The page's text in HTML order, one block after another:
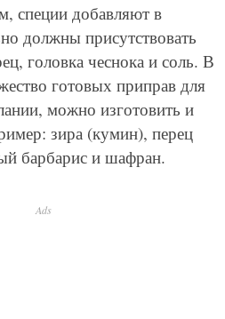
специи добавляют в
должны присутствовать
головка чеснока и соль. В
готовых приправ для
можно изготовить и
зира (кумин), перец
барбарис и шафран.
Ads